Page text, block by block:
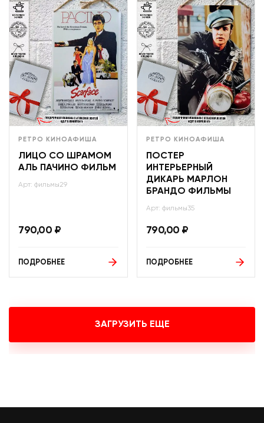
РЕТРО КИНОАФИША
ЛИЦО СО ШРАМОМ
АЛЬ ПАЧИНО ФИЛЬМ
Арт: фильмы29
790,00 ₽
ПОДРОБНЕЕ
РЕТРО КИНОАФИША
ПОСТЕР
ИНТЕРЬЕРНЫЙ
ДИКАРЬ МАРЛОН
БРАНДО ФИЛЬМЫ
Арт: фильмы35
790,00 ₽
ПОДРОБНЕЕ
ЗАГРУЗИТЬ ЕЩЕ